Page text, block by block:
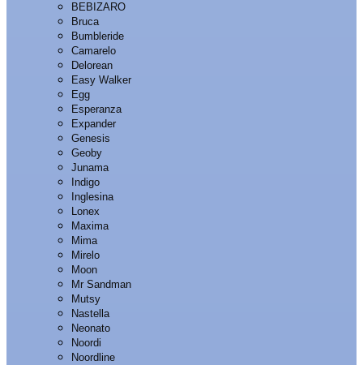
BEBIZARO
Bruca
Bumbleride
Camarelo
Delorean
Easy Walker
Egg
Esperanza
Expander
Genesis
Geoby
Junama
Indigo
Inglesina
Lonex
Maxima
Mima
Mirelo
Moon
Mr Sandman
Mutsy
Nastella
Neonato
Noordi
Noordline